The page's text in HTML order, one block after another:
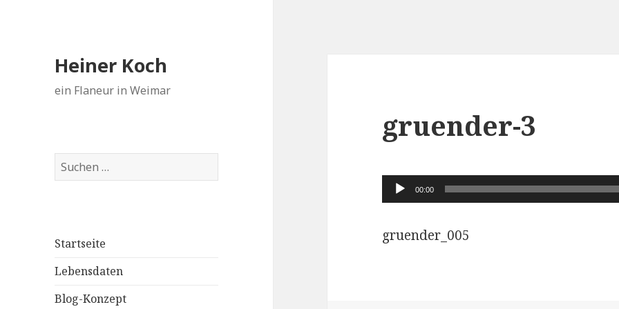
Heiner Koch
ein Flaneur in Weimar
Suchen
nach:
Startseite
Lebensdaten
Blog-Konzept
gruender-3
Audio-
Player
00:00
gruender_005